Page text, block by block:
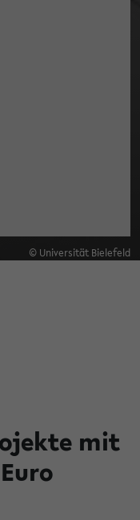
© Universität Bielefeld
mit